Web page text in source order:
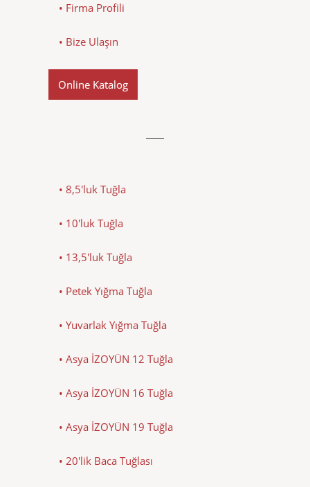
• Firma Profili
• Bize Ulaşın
Online Katalog
• 8,5'luk Tuğla
• 10'luk Tuğla
• 13,5'luk Tuğla
• Petek Yığma Tuğla
• Yuvarlak Yığma Tuğla
• Asya İZOYÜN 12 Tuğla
• Asya İZOYÜN 16 Tuğla
• Asya İZOYÜN 19 Tuğla
• 20'lik Baca Tuğlası